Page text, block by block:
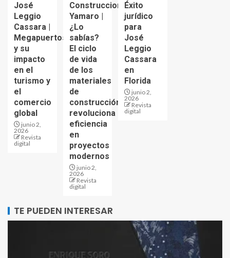
José
Leggio
Cassara |
Megapuertos
y su
impacto
en el
turismo y
el
comercio
global
junio 2,
2026
Revista
digital
Construcciones
Yamaro |
¿Lo
sabías?
El ciclo
de vida
de los
materiales
de
construcción
revoluciona
eficiencia
en
proyectos
modernos
junio 2,
2026
Revista
digital
Éxito
jurídico
para
José
Leggio
Cassara
en
Florida
junio 2,
2026
Revista
digital
TE PUEDEN INTERESAR